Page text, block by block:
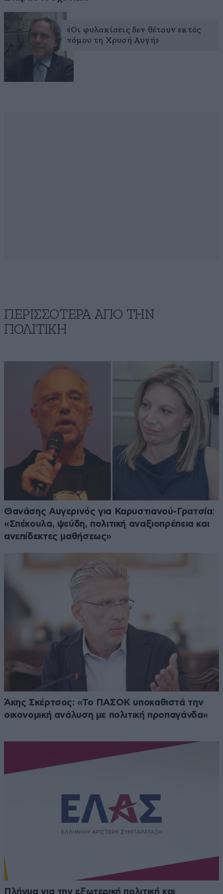
«Οι φυλακίσεις δεν θέτουν εκτός
νόμου τη Χρυσή Αυγή»
ΠΕΡΙΣΣΟΤΕΡΑ ΑΠΟ ΤΗΝ
ΠΟΛΙΤΙΚΗ
Θανάσης Αυγερινός για Καρυστιανού-Γρατσία:
«Σπέκουλα, ψεύδη, πολιτική αναξιοπρέπεια και
ανεπίδεκτες μαθήσεως»
Άκης Σκέρτσος: «Το ΠΑΣΟΚ υποκαθιστά την
οικονομική ανάλυση με πολιτική προπαγάνδα»
Πλήγμα για την εξωτερική πολιτική και